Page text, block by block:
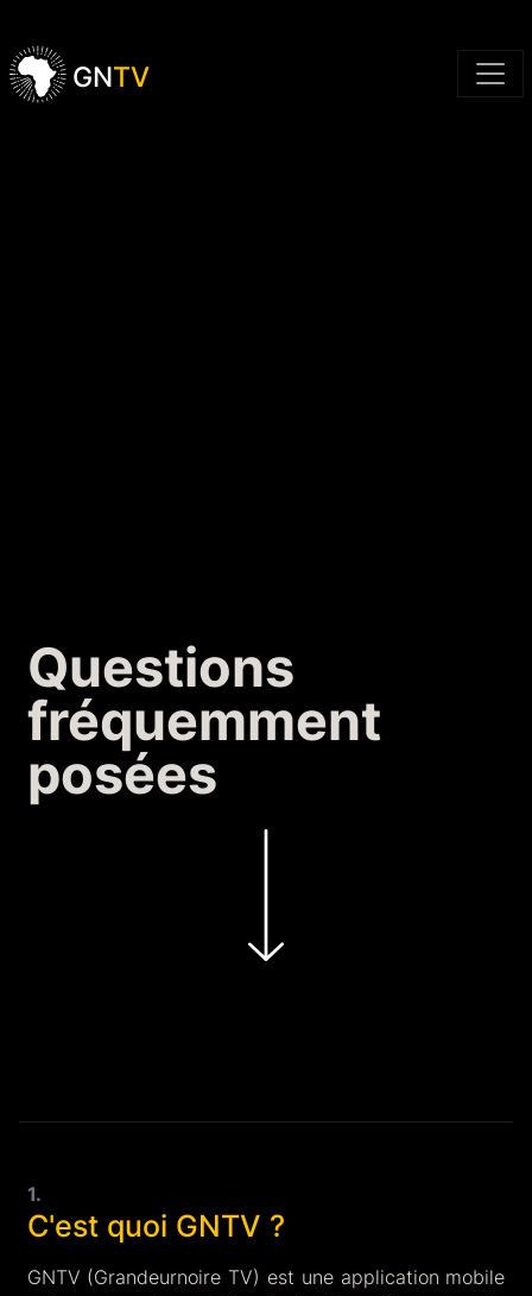
GNTV
Questions
fréquemment
posées
1.
C'est quoi GNTV ?
GNTV (Grandeurnoire TV) est une application mobile